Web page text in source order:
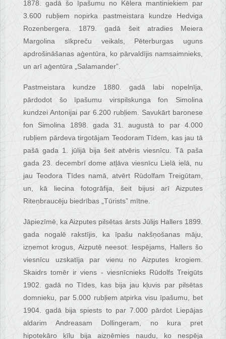
1878. gadā šo īpašumu no Kēlera mantiniekiem par
3.600 rubļiem nopirka pastmeistara kundze Hedviga
Rozenbergera. 1879. gadā šeit atradies Meiera
Margolina sīkpreču veikals, Pēterburgas uguns
apdrošināšanas aģentūra, ko pārvaldījis namsaimnieks,
un arī aģentūra „Salamander”.
Pastmeistara kundze 1880. gadā labi nopelnīja,
pārdodot šo īpašumu virspilskunga fon Simolina
kundzei Antonijai par 6.200 rubļiem. Savukārt baronese
fon Simolina 1898. gada 31. augustā to par 4.000
rubļiem pārdeva tirgotājam Teodoram Tīdem, kas jau tā
pašā gada 1. jūlijā bija šeit atvēris viesnīcu. Tā paša
gada 23. decembrī dome atļāva viesnīcu Lielā ielā, nu
jau Teodora Tīdes namā, atvērt Rūdolfam Treigūtam,
un, kā liecina fotogrāfija, šeit bijusi arī Aizputes
Riteņbraucēju biedrības „Tūrists” mītne.
Jāpiezīmē, ka Aizputes pilsētas ārsts Jūlijs Hallers 1899.
gada nogalē rakstījis, ka īpašu nakšņošanas māju,
izņemot krogus, Aizputē neesot. Iespējams, Hallers šo
viesnīcu uzskatīja par vienu no Aizputes krogiem.
Skaidrs tomēr ir viens - viesnīcnieks Rūdolfs Treigūts
1902. gadā no Tīdes, kas bija jau kļuvis par pilsētas
domnieku, par 5.000 rubļiem atpirka visu īpašumu, bet
1904. gadā bija spiests to par 7.000 pārdot Liepājas
aldarim Andreasam Dollingeram, no kura pret
hipotekāro ķīlu bija aizņēmies naudu, ko nespēja